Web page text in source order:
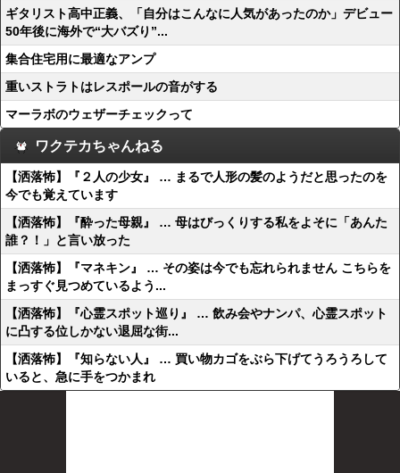
ギタリスト高中正義、「自分はこんなに人気があったのか」デビュー
50年後に海外で“大バズり”...
集合住宅用に最適なアンプ
重いストラトはレスポールの音がする
マーラボのウェザーチェックって
ワクテカちゃんねる
【洒落怖】『２人の少女』 … まるで人形の髪のようだと思ったのを
今でも覚えています
【洒落怖】『酔った母親』 … 母はびっくりする私をよそに「あんた
誰？！」と言い放った
【洒落怖】『マネキン』 … その姿は今でも忘れられません こちらを
まっすぐ見つめているよう...
【洒落怖】『心霊スポット巡り』 … 飲み会やナンパ、心霊スポット
に凸する位しかない退屈な街...
【洒落怖】『知らない人』 … 買い物カゴをぶら下げてうろうろして
いると、急に手をつかまれ